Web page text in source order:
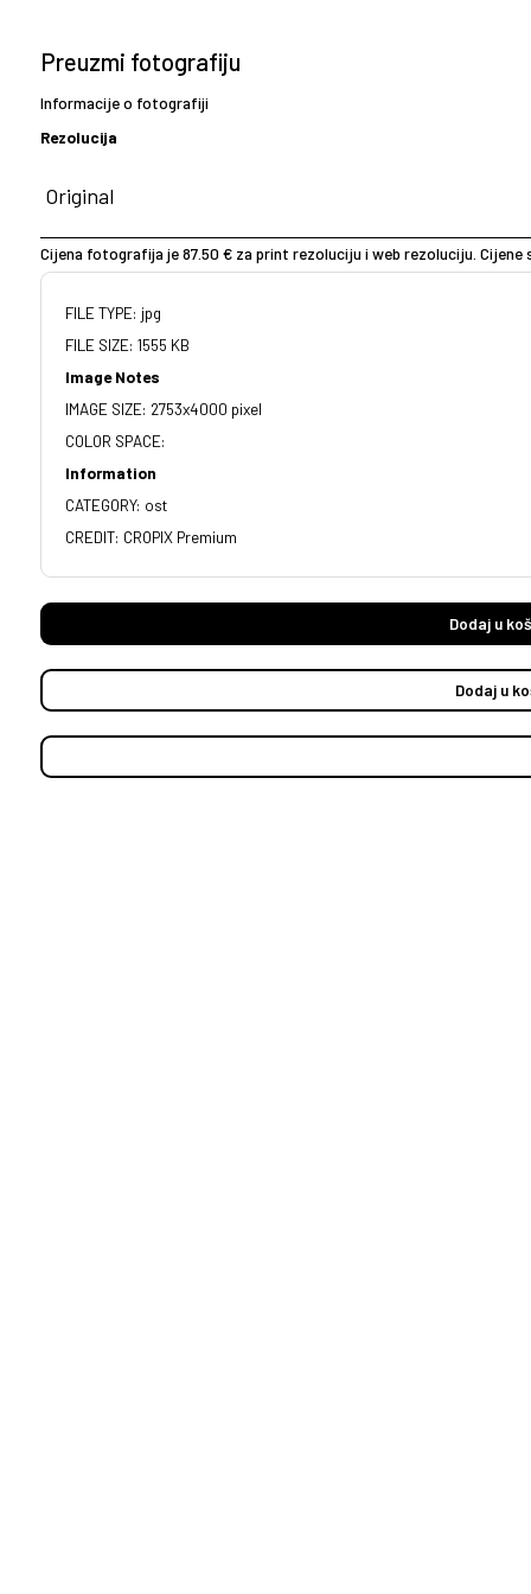
Preuzmi fotografiju
Informacije o fotografiji
Rezolucija
Cijena fotografija je 87.50 € za print rezoluciju i web rezoluciju. Cijene
FILE TYPE: jpg
FILE SIZE: 1555 KB
Image Notes
IMAGE SIZE: 2753x4000 pixel
COLOR SPACE:
Information
CATEGORY: ost
CREDIT: CROPIX Premium
Dodaj u
Dodaj u